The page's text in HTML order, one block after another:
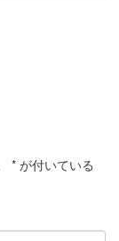
* が付いている